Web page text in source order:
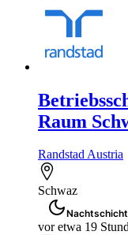
Raum
Randstad Austria
Schwaz
Nachtschicht
vor etwa 19